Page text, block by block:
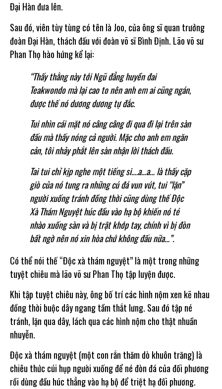
Đại Hàn đưa lên.
Sau đó, viên tùy tùng có tên là Joo, của ông sĩ quan trưởng
đoàn Đại Hàn, thách đấu với đoàn võ sĩ Bình Định. Lão võ sư
Phan Thọ hào hứng kể lại:
“Thấy thằng này tới Ngũ đẳng huyền đai
Teakwondo mà lại cao to nên anh em ai cũng ngán,
được thế nó dương dương tự đắc.
Tui nhìn cái mặt nó câng câng đi qua đi lại trên sàn
đấu mà thấy nóng cả người. Mặc cho anh em ngăn
cản, tôi nhảy phắt lên sàn nhận lời thách đấu.
Tai tui chỉ kịp nghe một tiếng si….a…a… là thấy cặp
giò của nó tung ra những cú đá vun vút, tui “lặn”
người xuống tránh đồng thời cũng dùng thế Độc
Xà Thám Nguyệt húc đầu vào hạ bộ khiến nó té
nhào xuống sàn và bị trật khớp tay, chính vì bị đòn
bất ngờ nên nó xin hòa chứ không đấu nữa…”.
Có thể nói thế “Độc xà thám nguyệt” là một trong những
tuyệt chiêu mà lão võ sư Phan Thọ tập luyện được.
Khi tập tuyệt chiêu này, ông bố trí các hình nộm xen kẽ nhau
đồng thời buộc dây ngang tầm thắt lưng. Sau đó tập né
tránh, lặn qua dây, lách qua các hình nộm cho thật nhuần
nhuyễn.
Độc xà thám nguyệt (một con rắn thăm dò khuôn trăng) là
chiêu thức cúi hụp người xuống để né đòn đá của đối phương
rồi dùng đầu húc thẳng vào hạ bộ để triệt hạ đối phương.